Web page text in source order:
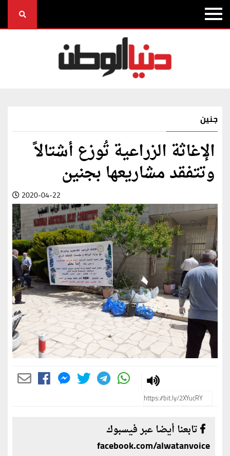
جنين
الإغاثة الزراعية تُوزع أشتالاً
وتتفقد مشاريعها بجنين
2020-04-22
تابعنا أيضا عبر فيسبوك
facebook.com/alwatanvoice